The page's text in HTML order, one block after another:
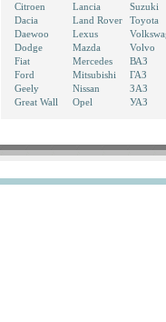
Citroen
Dacia
Daewoo
Dodge
Fiat
Ford
Geely
Great Wall
Lancia
Land Rover
Lexus
Mazda
Mercedes
Mitsubishi
Nissan
Opel
Suzuki
Toyota
Volvo
ВАЗ
ГАЗ
ЗАЗ
УАЗ